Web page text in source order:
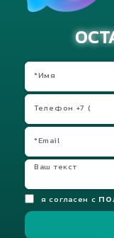
я согласен с